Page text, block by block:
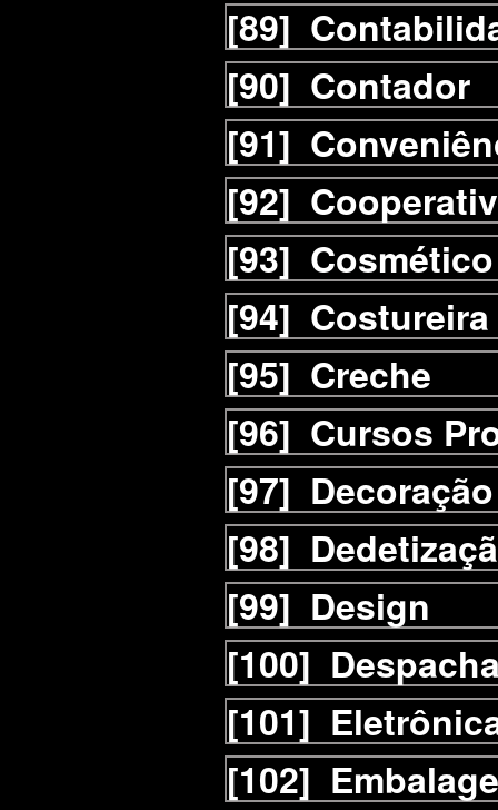
[89]
[90] Contador
[91]
[92]
[93] Cosmético
[94] Costureira
[95] Creche
[96] Cursos
[97] Decoração
[98]
[99] Design
[100]
[101]
[102]